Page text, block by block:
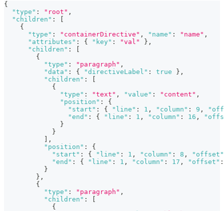
{
"type" : "root" ,
"children" :
{
"type" : "containerDirective" , "name" : "name" ,
"attributes" : { "key" : "val" } ,
"children" :
{
"type" : "paragraph" ,
"data" : { "directiveLabel" : true } ,
"children" :
{
"type" : "text" , "value" : "content" ,
"position" :
{
"start" : { "line" : 1 , "column" : 9 ,
"end" : { "line" : 1 , "column" : 16 ,
}
}
,
"position" :
{
"start" : { "line" : 1 , "column" : 8 ,
"offset"
"end" : { "line" : 1 , "column" : 17 , "offset" :
}
} ,
{
"type" : "paragraph" ,
"children" :
{